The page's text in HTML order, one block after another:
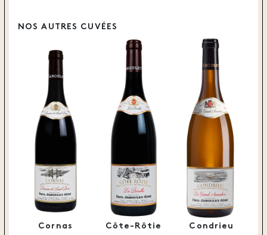
NOS AUTRES CUVÉES
Cornas Côte-Rôtie Condrieu